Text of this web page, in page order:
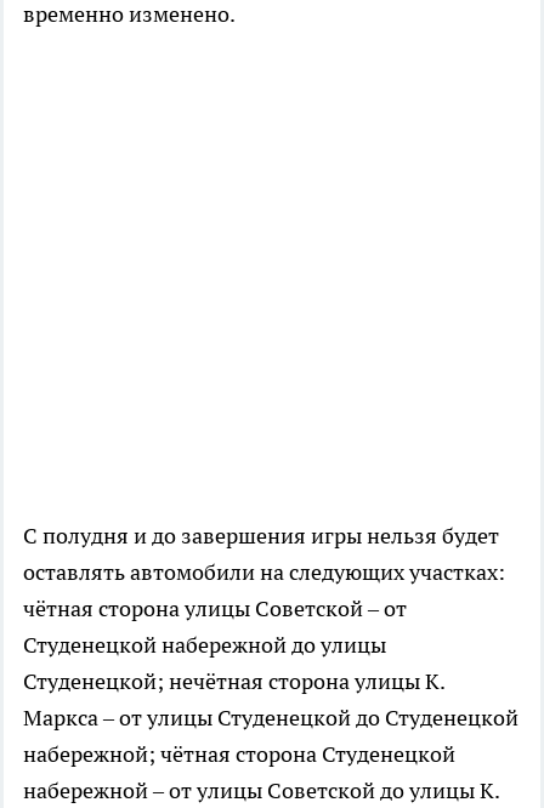
временно изменено.
С полудня и до завершения игры нельзя будет
оставлять автомобили на следующих участках:
чётная сторона улицы Советской – от
Студенецкой набережной до улицы
Студенецкой; нечётная сторона улицы К.
Маркса – от улицы Студенецкой до Студенецкой
набережной; чётная сторона Студенецкой
набережной – от улицы Советской до улицы К.